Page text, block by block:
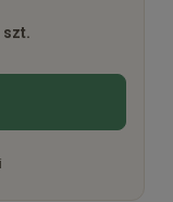
szt.